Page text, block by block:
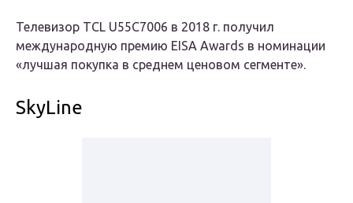
Телевизор TCL U55C7006 в 2018 г. получил
международную премию EISA Awards в номинации
«лучшая покупка в среднем ценовом сегменте».
SkyLine